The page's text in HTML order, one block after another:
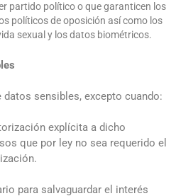
partido político o que garanticen los
políticos de oposición así como los
sexual y los datos biométricos.
sensibles, excepto cuando:
explícita a dicho
que por ley no sea requerido el
para salvaguardar el interés